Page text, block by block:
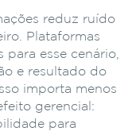
reduz ruído
Plataformas
esse cenário,
e resultado do
importa menos
gerencial:
para